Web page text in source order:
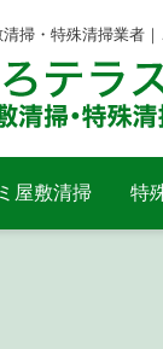
掃・特殊清掃業者
屋敷清掃 特